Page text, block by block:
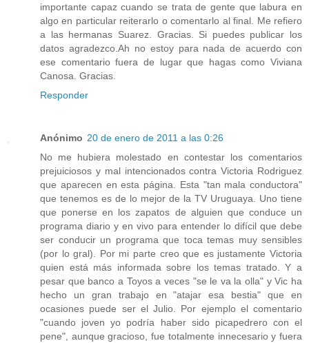
importante capaz cuando se trata de gente que labura en
algo en particular reiterarlo o comentarlo al final. Me refiero
a las hermanas Suarez. Gracias. Si puedes publicar los
datos agradezco.Ah no estoy para nada de acuerdo con
ese comentario fuera de lugar que hagas como Viviana
Canosa. Gracias.
Responder
Anónimo 20 de enero de 2011 a las 0:26
No me hubiera molestado en contestar los comentarios
prejuiciosos y mal intencionados contra Victoria Rodriguez
que aparecen en esta página. Esta "tan mala conductora"
que tenemos es de lo mejor de la TV Uruguaya. Uno tiene
que ponerse en los zapatos de alguien que conduce un
programa diario y en vivo para entender lo difícil que debe
ser conducir un programa que toca temas muy sensibles
(por lo gral). Por mi parte creo que es justamente Victoria
quien está más informada sobre los temas tratado. Y a
pesar que banco a Toyos a veces "se le va la olla" y Vic ha
hecho un gran trabajo en "atajar esa bestia" que en
ocasiones puede ser el Julio. Por ejemplo el comentario
"cuando joven yo podría haber sido picapedrero con el
pene", aunque gracioso, fue totalmente innecesario y fuera